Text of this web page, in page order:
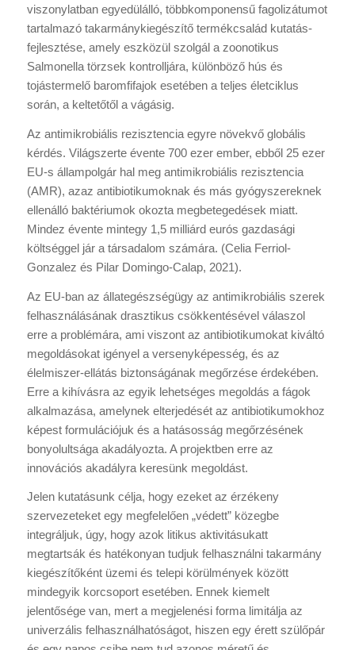
viszonylatban egyedülálló, többkomponensű fagolizátumot
tartalmazó takarmánykiegészítő termékcsalád kutatás-
fejlesztése, amely eszközül szolgál a zoonotikus
Salmonella törzsek kontrolljára, különböző hús és
tojástermelő baromfifajok esetében a teljes életciklus
során, a keltetőtől a vágásig.
Az antimikrobiális rezisztencia egyre növekvő globális
kérdés. Világszerte évente 700 ezer ember, ebből 25 ezer
EU-s állampolgár hal meg antimikrobiális rezisztencia
(AMR), azaz antibiotikumoknak és más gyógyszereknek
ellenálló baktériumok okozta megbetegedések miatt.
Mindez évente mintegy 1,5 milliárd eurós gazdasági
költséggel jár a társadalom számára. (Celia Ferriol-
Gonzalez és Pilar Domingo-Calap, 2021).
Az EU-ban az állategészségügy az antimikrobiális szerek
felhasználásának drasztikus csökkentésével válaszol
erre a problémára, ami viszont az antibiotikumokat kiváltó
megoldásokat igényel a versenyképesség, és az
élelmiszer-ellátás biztonságának megőrzése érdekében.
Erre a kihívásra az egyik lehetséges megoldás a fágok
alkalmazása, amelynek elterjedését az antibiotikumokhoz
képest formulációjuk és a hatásosság megőrzésének
bonyolultsága akadályozta. A projektben erre az
innovációs akadályra keresünk megoldást.
Jelen kutatásunk célja, hogy ezeket az érzékeny
szervezeteket egy megfelelően „védett” közegbe
integráljuk, úgy, hogy azok litikus aktivitásukatt
megtartsák és hatékonyan tudjuk felhasználni takarmány
kiegészítőként üzemi és telepi körülmények között
mindegyik korcsoport esetében. Ennek kiemelt
jelentősége van, mert a megjelenési forma limitálja az
univerzális felhasználhatóságot, hiszen egy érett szülőpár